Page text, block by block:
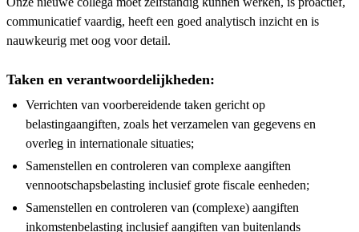
communicatief vaardig, heeft een goed analytisch inzicht en is
nauwkeurig met oog voor detail.
Taken en verantwoordelijkheden:
Verrichten van voorbereidende taken gericht op
belastingaangiften, zoals het verzamelen van gegevens en
overleg in internationale situaties;
Samenstellen en controleren van complexe aangiften
vennootschapsbelasting inclusief grote fiscale eenheden;
Samenstellen en controleren van (complexe) aangiften
inkomstenbelasting inclusief aangiften van buitenlands